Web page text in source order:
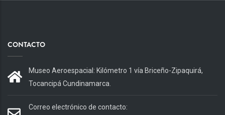
CONTACTO
Museo Aeroespacial: Kilómetro 1 vía Briceño-Zipaquirá,
Tocancipá Cundinamarca.
Correo electrónico de contacto: